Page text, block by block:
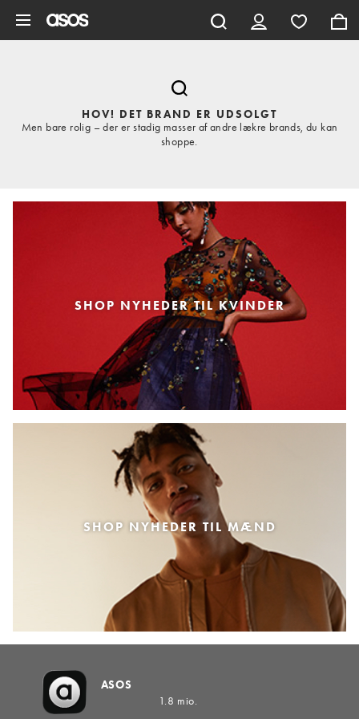
HOV! DET BRAND ER UDSOLGT
Men bare rolig – der er stadig masser af andre lækre brands, du kan
shoppe.
SHOP NYHEDER TIL KVINDER
SHOP NYHEDER TIL MÆND
ASOS
1.8 mio.